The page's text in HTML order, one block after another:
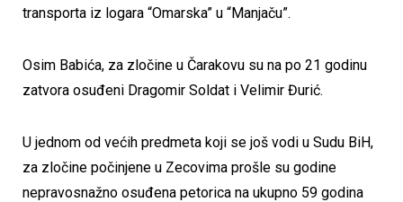
transporta iz logara “Omarska” u “Manjaču”.
Osim Babića, za zločine u Čarakovu su na po 21 godinu
zatvora osuđeni Dragomir Soldat i Velimir Đurić.
U jednom od većih predmeta koji se još vodi u Sudu BiH,
za zločine počinjene u Zecovima prošle su godine
nepravosnažno osuđena petorica na ukupno 59 godina